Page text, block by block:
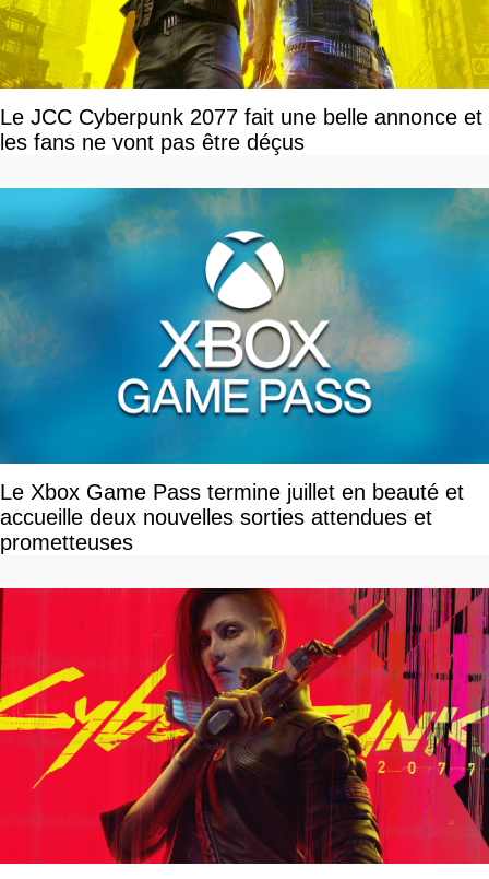
Le JCC Cyberpunk 2077 fait une belle annonce et
les fans ne vont pas être déçus
Le Xbox Game Pass termine juillet en beauté et
accueille deux nouvelles sorties attendues et
prometteuses